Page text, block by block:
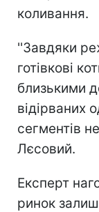
коливання.
''Завдяки
готівкові
близькими
відірваних
сегментів
Лєсовий.
Експерт
ринок